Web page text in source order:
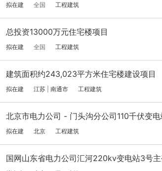
拟在建 全国 工程建筑
总投资13000万元住宅楼项目
拟在建 全国 工程建筑
建筑面积约243,023平方米住宅楼建设项目
拟在建 江苏 南通市 工程建筑
北京市电力公司 - 门头沟分公司110千伏变电
拟在建 北京 工程建筑
国网山东省电力公司汇河220kv变电站3号